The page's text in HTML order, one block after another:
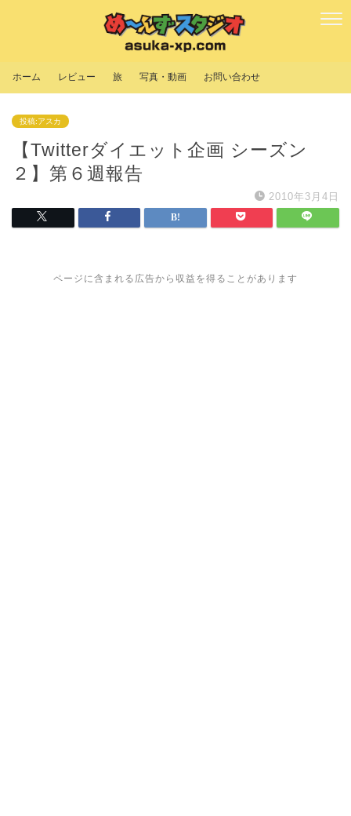
ホーム レビュー 旅 写真・動画 お問い合わせ
投稿:アスカ
【Twitterダイエット企画 シーズン
２】第６週報告
2010年3月4日
ページに含まれる広告から収益を得ることがあります